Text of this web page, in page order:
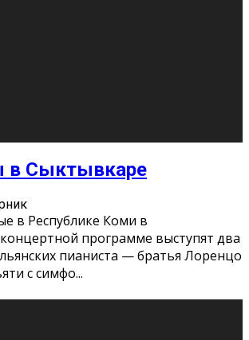
подборка книг
— идеальное время, чтобы
литературный вкус и найти
спутниками на всю жизнь.
может ста